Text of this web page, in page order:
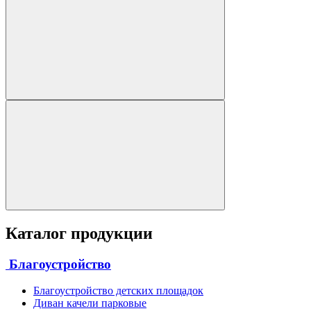
Каталог продукции
Благоустройство
Благоустройство детских площадок
Диван качели парковые